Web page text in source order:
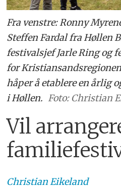
Fra venstre: Ronny
Steffen Fardal fra Høllen
festivalsjef Jarle Ring og
for
håper å etablere en årlig
i Høllen. Foto: Christian
Vil
ChristianEikeland